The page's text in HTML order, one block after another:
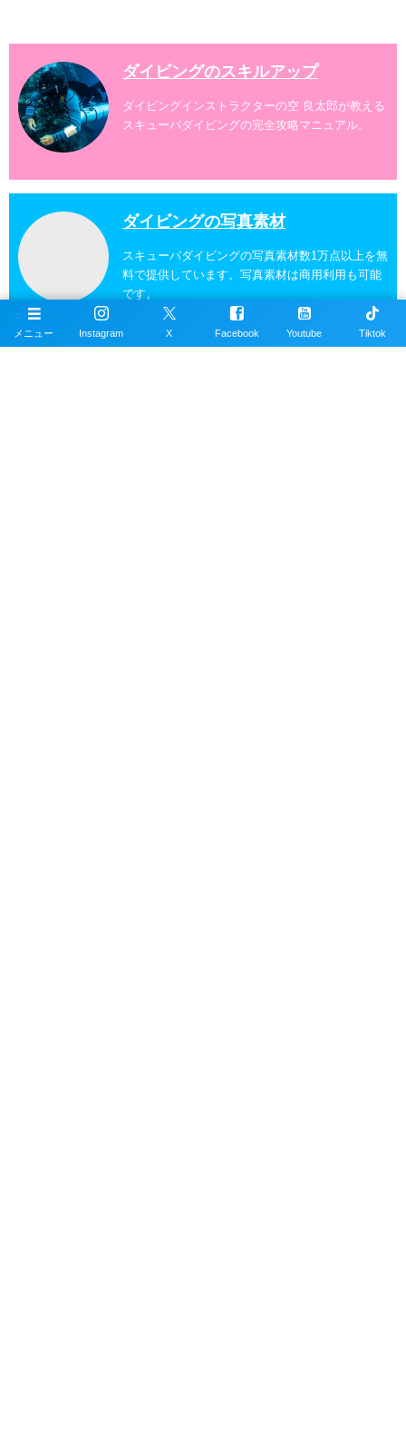
ダイビングのスキルアップ
ダイビングインストラクターの空 良太郎が教える
スキューバダイビングの完全攻略マニュアル。
ダイビングの写真素材
スキューバダイビングの写真素材数1万点以上を無
料で提供しています。写真素材は商用利用も可能
です。
メニュー Instagram X Facebook Youtube Tiktok